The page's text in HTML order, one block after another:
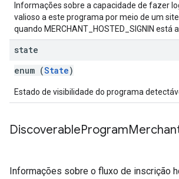
Informações sobre a capacidade de fazer
valioso a este programa por meio de um
quando MERCHANT_HOSTED_SIGNIN está
state
enum (State)
Estado de visibilidade do programa
DiscoverableProgram
Informações sobre o fluxo de inscrição